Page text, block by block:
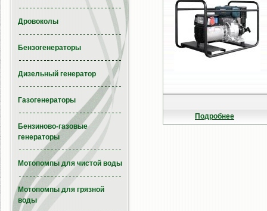
Подробнее
Дровоколы
Бензогенераторы
Дизельный генератор
Газогенераторы
Бензиново-газовые
генераторы
Мотопомпы для чистой воды
Мотопомпы для грязной
воды